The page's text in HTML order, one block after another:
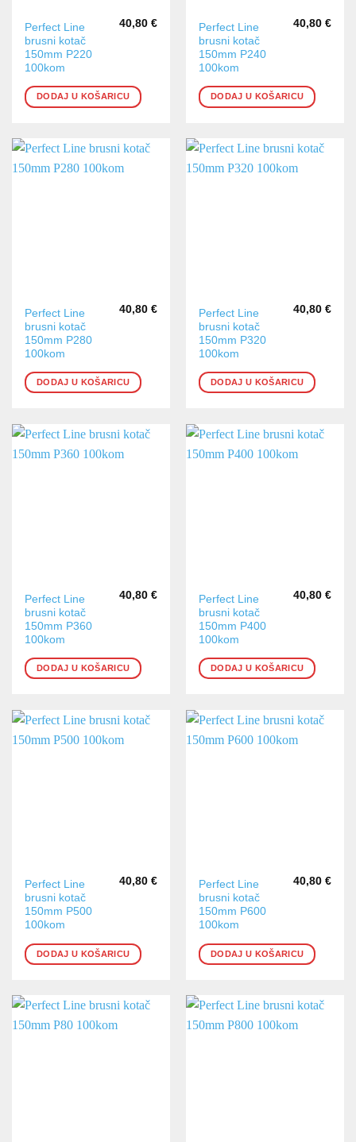
Perfect Line
brusni kotač
150mm P220
100kom
40,80 €
DODAJ U KOŠARICU
Perfect Line
brusni kotač
150mm P240
100kom
40,80 €
DODAJ U KOŠARICU
Perfect Line
brusni kotač
150mm P280
100kom
40,80 €
DODAJ U KOŠARICU
Perfect Line
brusni kotač
150mm P320
100kom
40,80 €
DODAJ U KOŠARICU
Perfect Line
brusni kotač
150mm P360
100kom
40,80 €
DODAJ U KOŠARICU
Perfect Line
brusni kotač
150mm P400
100kom
40,80 €
DODAJ U KOŠARICU
Perfect Line
brusni kotač
150mm P500
100kom
40,80 €
DODAJ U KOŠARICU
Perfect Line
brusni kotač
150mm P600
100kom
40,80 €
DODAJ U KOŠARICU